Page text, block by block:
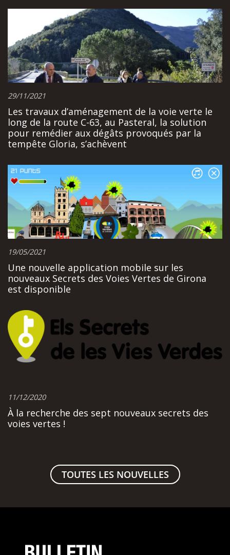
29/11/2021
Les travaux d’aménagement de la voie verte le
long de la route C-63, au Pasteral, la solution
pour remédier aux dégâts provoqués par la
tempête Gloria, s’achèvent
19/05/2021
Une nouvelle application mobile sur les
nouveaux Secrets des Voies Vertes de Girona
est disponible
11/12/2020
À la recherche des sept nouveaux secrets des
voies vertes !
TOUTES LES NOUVELLES